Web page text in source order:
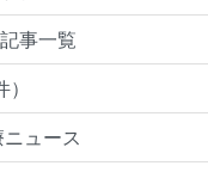
事一覧
ュース